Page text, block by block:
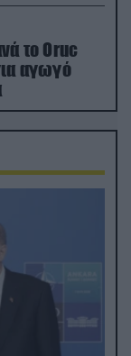
το Oruc
αγωγό